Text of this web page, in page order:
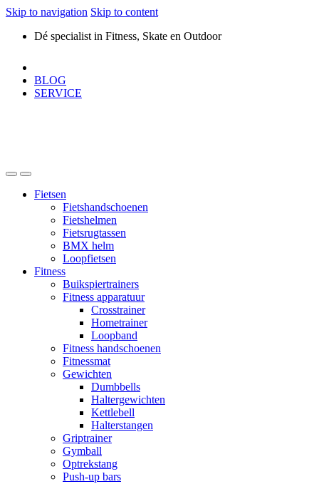
Skip to navigation Skip to content
Dé specialist in Fitness, Skate en Outdoor
BLOG
SERVICE
Fietsen
Fietshandschoenen
Fietshelmen
Fietsrugtassen
BMX helm
Loopfietsen
Fitness
Buikspiertrainers
Fitness apparatuur
Crosstrainer
Hometrainer
Loopband
Fitness handschoenen
Fitnessmat
Gewichten
Dumbbells
Haltergewichten
Kettlebell
Halterstangen
Griptrainer
Gymball
Optrekstang
Push-up bars